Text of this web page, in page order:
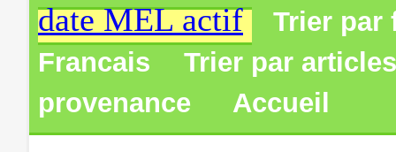
date MEL actif
Trier par
Francais
Trier par
provenance
Accueil